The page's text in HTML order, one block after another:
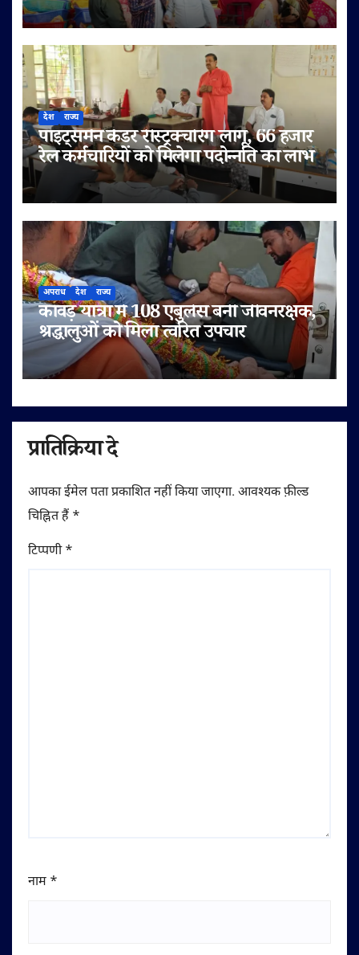
देश राज्य
पॉइंट्समैन कैडर रीस्ट्रक्चरिंग लागू, 66 हजार
रेल कर्मचारियों को मिलेगा पदोन्नति का लाभ
अपराध देश राज्य
कांवड़ यात्रा में 108 एंबुलेंस बनी जीवनरक्षक,
श्रद्धालुओं को मिला त्वरित उपचार
प्रातिक्रिया दे
आपका ईमेल पता प्रकाशित नहीं किया जाएगा. आवश्यक फ़ील्ड
चिह्नित हैं *
टिप्पणी*
नाम *